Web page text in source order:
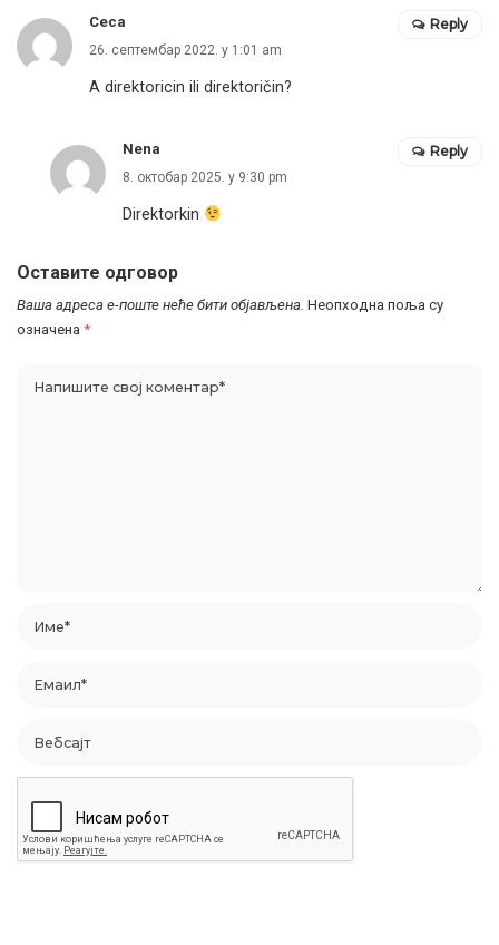
Ceca
26. септембар 2022. у 1:01 am
A direktoricin ili direktoričin?
Reply
Nena
8. октобар 2025. у 9:30 pm
Direktorkin
Reply
Оставите одговор
Ваша адреса е-поште неће бити објављена. Неопходна поља су
означена *